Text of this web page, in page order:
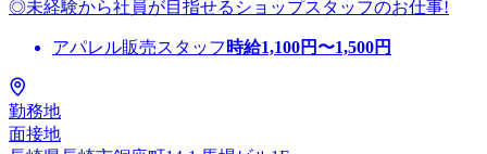
◎未経験から社員が目指せるショップスタッフのお仕事!
アパレル販売スタッフ 時給1,100円〜1,500円
勤務地
面接地